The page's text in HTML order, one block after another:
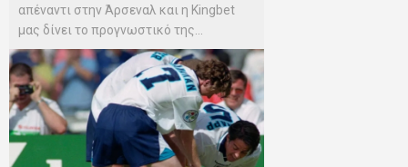
απέναντι στην Άρσεναλ και η Kingbet
μας δίνει το προγνωστικό της...